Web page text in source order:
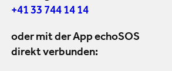
+41 33 744 14 14
oder mit der App echoSOS
direkt verbunden: